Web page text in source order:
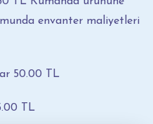
envanter maliyetleri
50.00 TL
TL